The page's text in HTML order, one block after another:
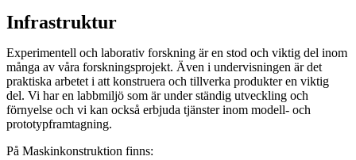
Infrastruktur
Experimentell och laborativ forskning är en stod och viktig del inom
många av våra forskningsprojekt. Även i undervisningen är det
praktiska arbetet i att konstruera och tillverka produkter en viktig
del. Vi har en labbmiljö som är under ständig utveckling och
förnyelse och vi kan också erbjuda tjänster inom modell- och
prototypframtagning.
På Maskinkonstruktion finns: